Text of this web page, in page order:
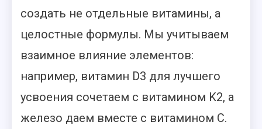
создать не отдельные витамины, а
целостные формулы. Мы учитываем
взаимное влияние элементов:
например, витамин D3 для лучшего
усвоения сочетаем с витамином K2, а
железо даем вместе с витамином C.